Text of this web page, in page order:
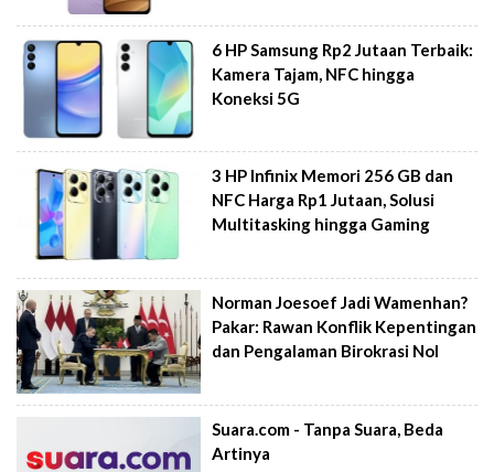
6 HP Samsung Rp2 Jutaan Terbaik:
Kamera Tajam, NFC hingga
Koneksi 5G
3 HP Infinix Memori 256 GB dan
NFC Harga Rp1 Jutaan, Solusi
Multitasking hingga Gaming
Norman Joesoef Jadi Wamenhan?
Pakar: Rawan Konflik Kepentingan
dan Pengalaman Birokrasi Nol
Suara.com - Tanpa Suara, Beda
Artinya